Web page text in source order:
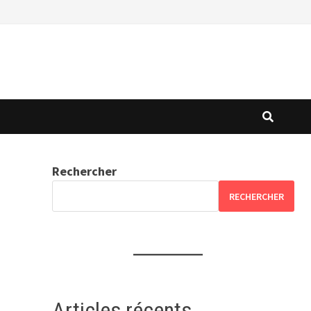
Rechercher
RECHERCHER